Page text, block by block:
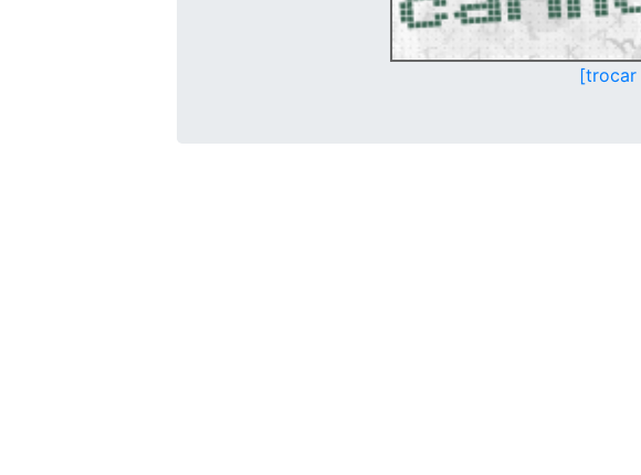
[trocar